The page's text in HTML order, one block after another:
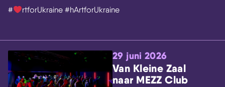
# rtforUkraine #hArtforUkraine
29 juni 2026
Van Kleine Zaal
naar MEZZ Club